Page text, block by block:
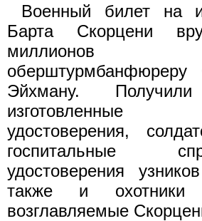
Военный билет на
Барта Скорцени
миллионов
Эйхману.
изготовленные
удостоверения,
госпитальные
удостоверения
также и
возглавляемые